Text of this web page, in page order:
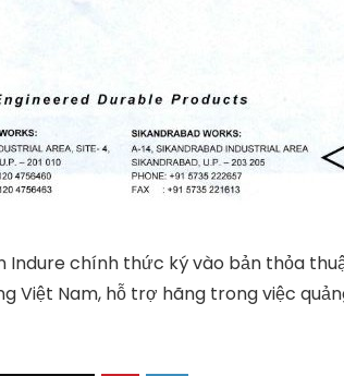
Indure chính thức ký vào bản thỏa
Việt Nam, hỗ trợ hãng trong việc